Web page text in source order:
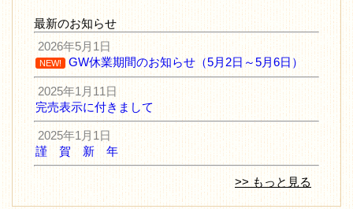
最新のお知らせ
2026年5月1日
NEW! GW休業期間のお知らせ（5月2日～5月6日）
2025年1月11日
完売表示に付きまして
2025年1月1日
謹 賀 新 年
>> もっと見る